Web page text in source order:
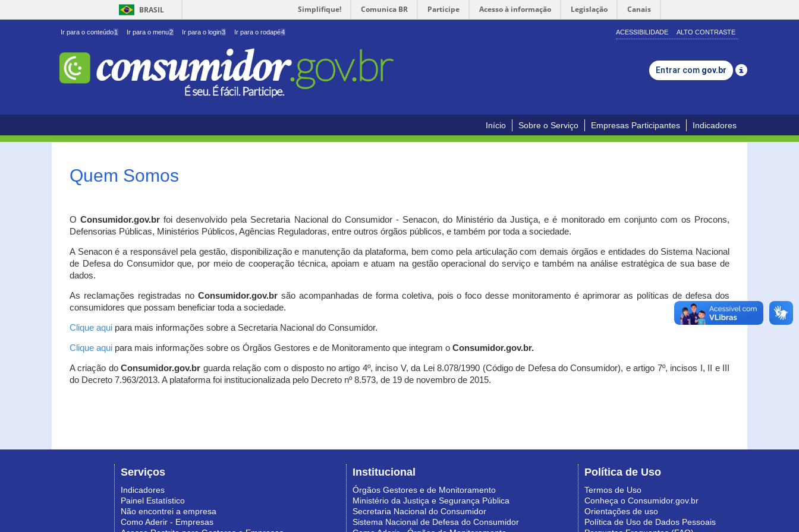
BRASIL Simplifique! Comunica BR Participe Acesso à informação Legislação Canais
Ir para o conteúdo1 Ir para o menu2 Ir para o login3 Ir para o rodapé4 ACESSIBILIDADE ALTO CONTRASTE
Entrar com gov.br
Início Sobre o Serviço Empresas Participantes Indicadores
Quem Somos
OConsumidor.gov.br foi desenvolvido pela Secretaria Nacional do Consumidor - Senacon, do Ministério da Justiça, e é monitorado em conjunto com os Procons,
Defensorias Públicas, Ministérios Públicos, Agências Reguladoras, entre outros órgãos públicos, e também por toda a sociedade.
A Senacon é a responsável pela gestão, disponibilização e manutenção da plataforma, bem como pela articulação com demais órgãos e entidades do Sistema Nacional
de Defesa do Consumidor que, por meio de cooperação técnica, apoiam e atuam na gestão operacional do serviço e também na análise estratégica de sua base de
dados.
As reclamações registradas no Consumidor.gov.brsão acompanhadas de forma coletiva, pois o foco desse monitoramento é aprimorar as políticas de defesa dos
consumidores que possam beneficiar toda a sociedade.
Clique aqui para mais informações sobre a Secretaria Nacional do Consumidor.
Clique aqui para mais informações sobre os Órgãos Gestores e de Monitoramento que integram o Consumidor.gov.br.
A criação doConsumidor.gov.br guarda relação com o disposto no artigo 4º, inciso V, da Lei 8.078/1990 (Código de Defesa do Consumidor), e artigo 7º, incisos I, II e III
do Decreto 7.963/2013. A plataforma foi institucionalizada pelo Decreto nº 8.573, de 19 de novembro de 2015.
Serviços
Indicadores
Painel Estatístico
Não encontrei a empresa
Como Aderir - Empresas
Institucional
Órgãos Gestores e de Monitoramento
Ministério da Justiça e Segurança Pública
Secretaria Nacional do Consumidor
Sistema Nacional de Defesa do Consumidor
Política de Uso
Termos de Uso
Conheça o Consumidor.gov.br
Orientações de uso
Política de Uso de Dados Pessoais